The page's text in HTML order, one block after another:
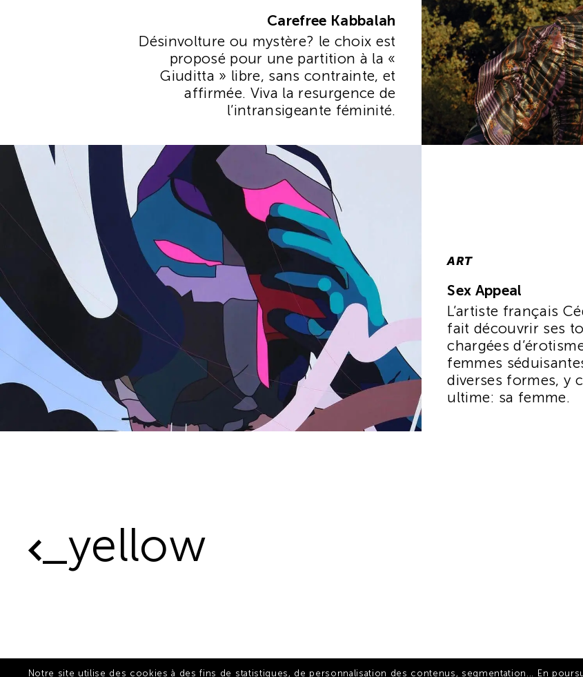
Notre site utilise des cookies à des fins de statistiques, de personnalisation des contenus, segmentation... En
Carefree Kabbalah
Désinvolture ou mystère? le choix est
proposé pour une partition à la «
Giuditta » libre, sans contrainte, et
affirmée. Viva la resurgence de
l’intransigeante féminité.
ART
Sex Appeal
L’artiste français
fait découvrir ses
chargées
femmes
diverses formes, y
ultime: sa femme.
_yellow